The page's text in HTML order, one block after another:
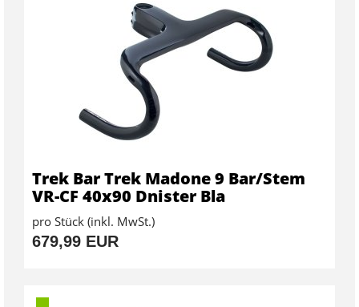
Trek Bar Trek Madone 9 Bar/Stem
VR-CF 40x90 Dnister Bla
pro Stück (inkl. MwSt.)
679,99 EUR